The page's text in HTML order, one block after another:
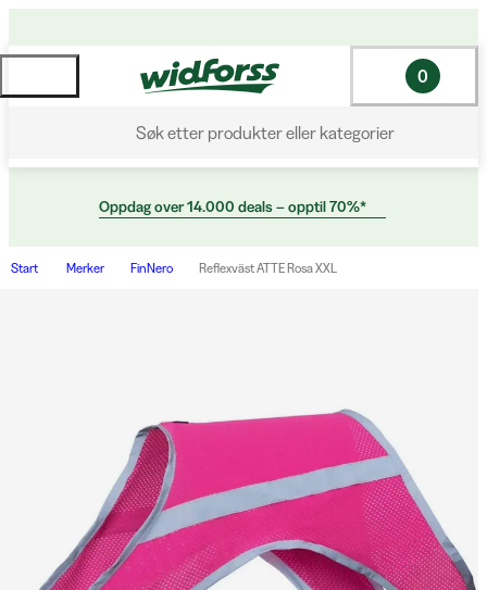
Søk etter produkter eller kategorier
0
Oppdag over 14.000 deals – opptil 70%*
Start Merker FinNero Reflexväst ATTE Rosa XXL